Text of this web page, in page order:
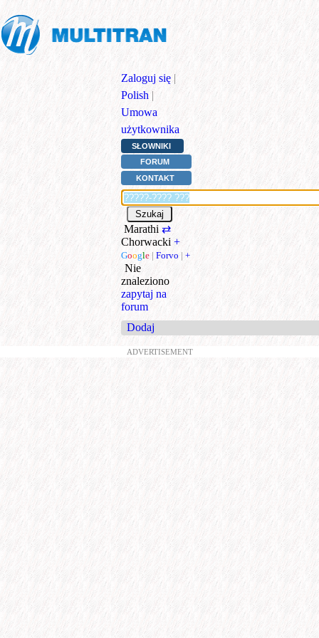
Zaloguj się |
Polish |
Umowa
użytkownika
SŁOWNIKI
FORUM
KONTAKT
Marathi ⇄
Chorwacki +
Google | Forvo | +
Nie
znaleziono
zapytaj na
forum
Dodaj
ADVERTISEMENT